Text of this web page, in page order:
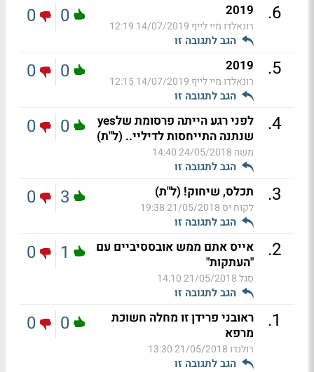
6
.
2019
רונאלדו מיי לייף 14/07/2019 12:19
הגב לתגובה זו
0
0
5
.
2019
רונאלדו מיי לייף 14/07/2019 12:15
הגב לתגובה זו
0
0
4
.
לפני רגע הייתה פרסומת שלyes
שנתנה התייחסות לדיליי.. (ל"ת)
משה 24/05/2018 14:40
הגב לתגובה זו
0
0
3
. תכלס, שיחוק! (ל"ת)
לקוח יס 21/05/2018 19:38
הגב לתגובה זו
3
0
2
.
אייס אתם ממש אובססיביים עם
"העתקות"
סגל21/05/2018 14:10
הגב לתגובה זו
1
0
1
.
ראובני פרידן זו מחלה חשוכת
מרפא
רולנדו21/05/2018 13:30
הגב לתגובה זו
0
0